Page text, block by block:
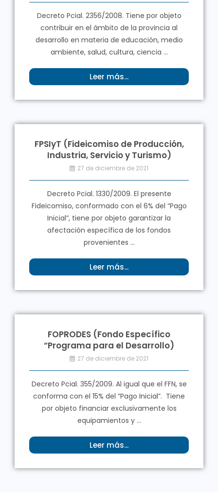
Decreto Pcial. 2356/2008. Tiene por objeto
contribuir en el ámbito de la provincia al
desarrollo en materia de educación, medio
ambiente, salud, cultura, ciencia ...
Leer más...
FPSIyT (Fideicomiso de Producción,
Industria, Servicio y Turismo)
27 de diciembre de 2021
Decreto Pcial. 1330/2009. El presente
Fideicomiso, conformado con el 6% del “Pago
Inicial”, tiene por objeto garantizar la
afectación específica de los fondos
provenientes ...
Leer más...
FOPRODES (Fondo Específico
“Programa para el Desarrollo)
27 de diciembre de 2021
Decreto Pcial. 355/2009. Al igual que el FFN, se
conforma con el 15% del “Pago Inicial”. Tiene
por objeto financiar exclusivamente los
equipamientos y ...
Leer más...